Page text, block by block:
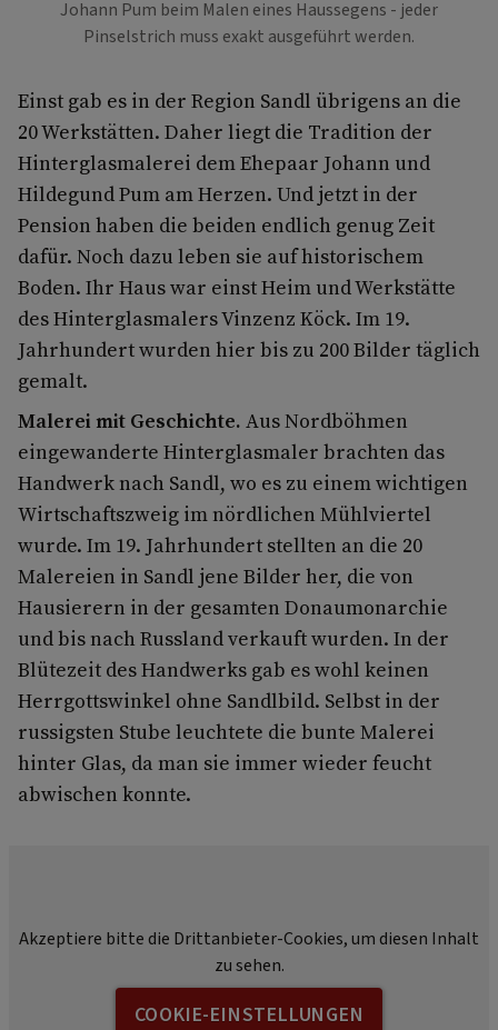
Johann Pum beim Malen eines Haussegens - jeder
Pinselstrich muss exakt ausgeführt werden.
Einst gab es in der Region Sandl übrigens an die
20 Werkstätten. Daher liegt die Tradition der
Hinterglasmalerei dem Ehepaar Johann und
Hildegund Pum am Herzen. Und jetzt in der
Pension haben die beiden endlich genug Zeit
dafür. Noch dazu leben sie auf historischem
Boden. Ihr Haus war einst Heim und Werkstätte
des Hinterglasmalers Vinzenz Köck. Im 19.
Jahrhundert wurden hier bis zu 200 Bilder täglich
gemalt.
Malerei mit Geschichte. Aus Nordböhmen
eingewanderte Hinterglasmaler brachten das
Handwerk nach Sandl, wo es zu einem wichtigen
Wirtschaftszweig im nördlichen Mühlviertel
wurde. Im 19. Jahrhundert stellten an die 20
Malereien in Sandl jene Bilder her, die von
Hausierern in der gesamten Donaumonarchie
und bis nach Russland verkauft wurden. In der
Blütezeit des Handwerks gab es wohl keinen
Herrgottswinkel ohne Sandlbild. Selbst in der
russigsten Stube leuchtete die bunte Malerei
hinter Glas, da man sie immer wieder feucht
abwischen konnte.
Akzeptiere bitte die Drittanbieter-Cookies, um diesen Inhalt
zu sehen.
COOKIE-EINSTELLUNGEN